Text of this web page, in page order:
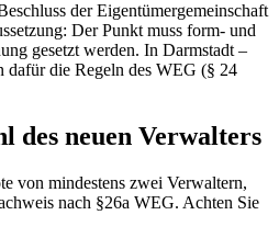
der Eigentümergemeinschaft
Der Punkt muss form- und
gesetzt werden. In Darmstadt –
dafür die Regeln des WEG (§ 24
des neuen Verwalters
von mindestens zwei Verwaltern,
nach §26a WEG. Achten Sie